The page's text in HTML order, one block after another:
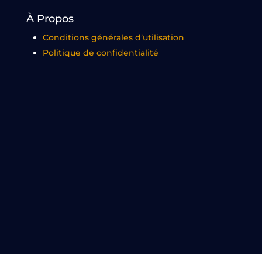
À Propos
Conditions générales d’utilisation
Politique de confidentialité